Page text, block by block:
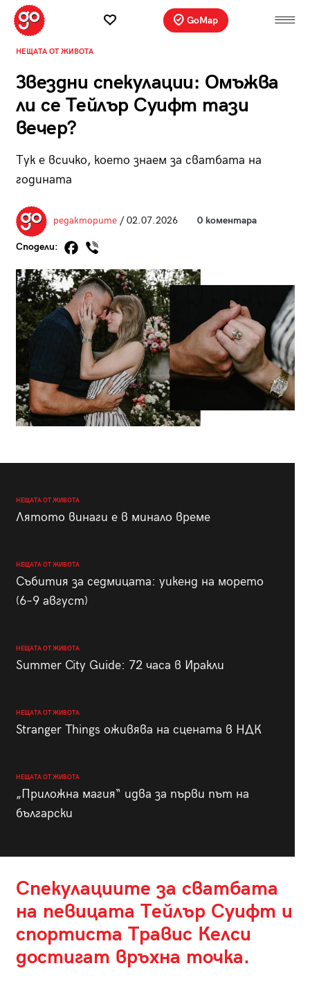
GoMap
НЕЩАТА ОТ ЖИВОТА
Звездни спекулации: Омъжва
ли се Tейлър Суифт тази
вечер?
Тук е всичко, което знаем за сватбата на
годината
редакторите/ 02.07.2026 0 коментара
Сподели:
НЕЩАТА ОТ ЖИВОТА
Лятото винаги е в минало време
НЕЩАТА ОТ ЖИВОТА
Събития за седмицата: уикенд на морето
(6–9 август)
НЕЩАТА ОТ ЖИВОТА
Summer City Guide: 72 часа в Иракли
НЕЩАТА ОТ ЖИВОТА
Stranger Things оживява на сцената в НДК
НЕЩАТА ОТ ЖИВОТА
„Приложна магия“ идва за първи път на
български
Спекулациите за сватбата
на певицата Tейлър Суифт и
спортиста Травис Келси
достигат връхна точка.